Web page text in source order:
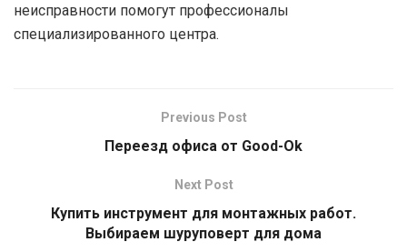
неисправности помогут профессионалы
специализированного центра.
Previous Post
Переезд офиса от Good-Ok
Next Post
Купить инструмент для монтажных работ.
Выбираем шуруповерт для дома